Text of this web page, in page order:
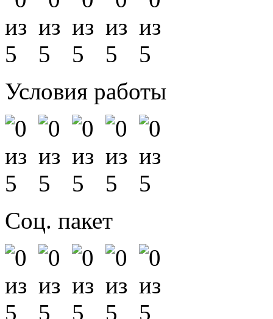
Условия работы
Соц. пакет